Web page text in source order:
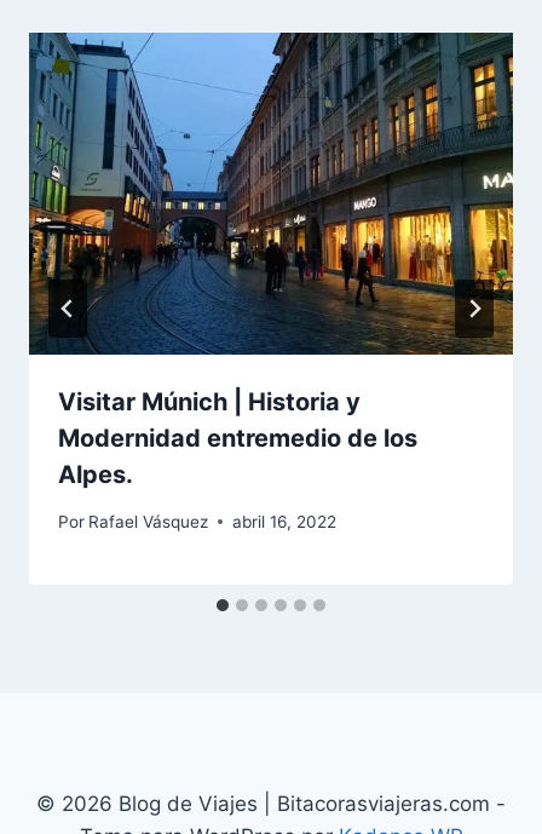
Visitar Múnich | Historia y
Modernidad entremedio de los
Alpes.
Por Rafael Vásquez abril 16, 2022
© 2026 Blog de Viajes | Bitacorasviajeras.com -